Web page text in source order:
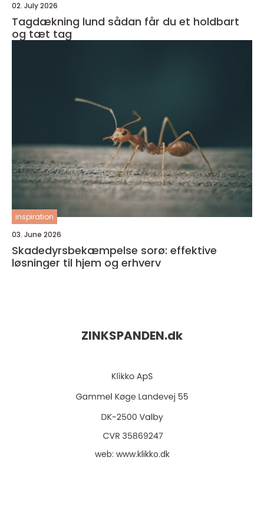
02. July 2026
Tagdækning lund sådan får du et holdbart
og tæt tag
inspiration
03. June 2026
Skadedyrsbekæmpelse sorø: effektive
løsninger til hjem og erhverv
ZINKSPANDEN.dk
web: www.klikko.dk